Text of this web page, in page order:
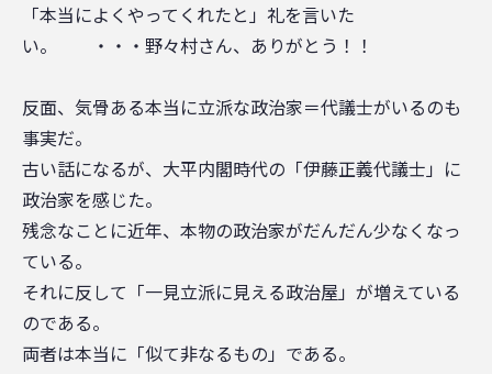
「本当によくやってくれたと」礼を言いた
い。 ・・・野々村さん、ありがとう！！
反面、気骨ある本当に立派な政治家＝代議士がいるのも
事実だ。
古い話になるが、大平内閣時代の「伊藤正義代議士」に
政治家を感じた。
残念なことに近年、本物の政治家がだんだん少なくなっ
ている。
それに反して「一見立派に見える政治屋」が増えている
のである。
両者は本当に「似て非なるもの」である。